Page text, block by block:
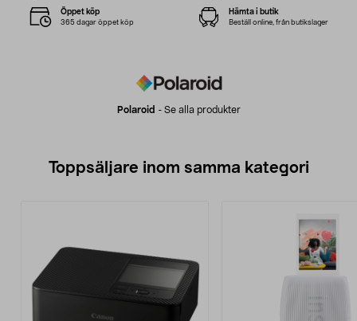
Polaroid - Se alla produkter
Öppet köp
365 dagar öppet köp
Hämta i butik
Beställ online, från butikslager
Toppsäljare inom samma kategori